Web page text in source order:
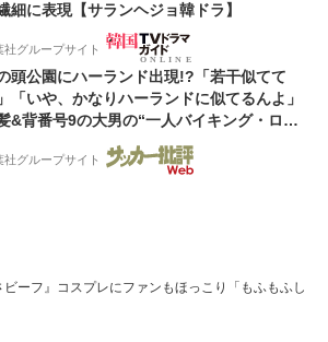
細に表現【サランヘジョ韓ドラ】
社グループサイト
頭公園にハーランド出現!?「若干似てて
「いや、かなりハーランドに似てるんよ」
&背番号9の大男の“一人バイキング・ロ
”映像が話題!「元気をもらった」
社グループサイト
ーフ』コスプレにファンもほっこり「もふもふし